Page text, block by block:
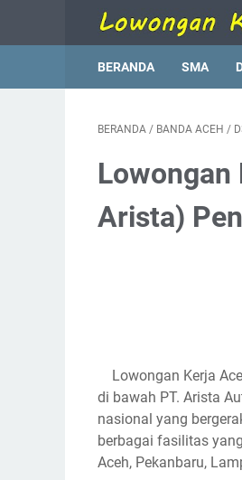
BERANDA SMA
BERANDA / BANDA ACEH /
Lowongan
Arista)
Lowongan Kerja
di bawah PT. Arista
nasional yang
berbagai fasilitas
Aceh, Pekanbaru,